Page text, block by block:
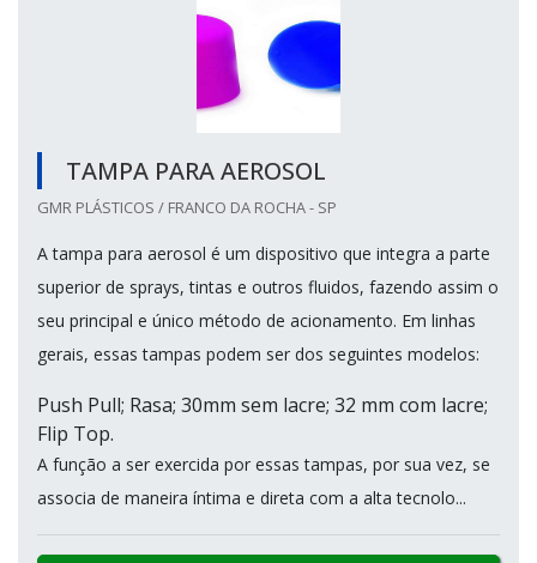
TAMPA PARA AEROSOL
GMR PLÁSTICOS / FRANCO DA ROCHA - SP
A tampa para aerosol é um dispositivo que integra a parte
superior de sprays, tintas e outros fluidos, fazendo assim o
seu principal e único método de acionamento. Em linhas
gerais, essas tampas podem ser dos seguintes modelos:
Push Pull; Rasa; 30mm sem lacre; 32 mm com lacre;
Flip Top.
A função a ser exercida por essas tampas, por sua vez, se
associa de maneira íntima e direta com a alta tecnolo...